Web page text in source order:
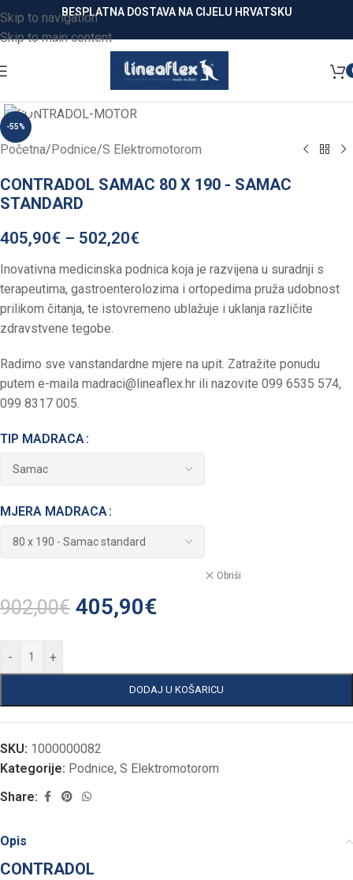
Skip to navigation
Skip to main content
BESPLATNA DOSTAVA NA CIJELU HRVATSKU
-55%
Click to enlarge
Početna/ Podnice/S Elektromotorom
CONTRADOL SAMAC 80 X 190 - SAMAC
STANDARD
405,90€ – 502,20€
Inovativna medicinska podnica koja je razvijena u suradnji s
terapeutima, gastroenterolozima i ortopedima pruža udobnost
prilikom čitanja, te istovremeno ublažuje i uklanja različite
zdravstvene tegobe.
Radimo sve vanstandardne mjere na upit. Zatražite ponudu
putem e-maila madraci@lineaflex.hr ili nazovite 099 6535 574,
099 8317 005.
TIP MADRACA
MJERA MADRACA
Obriši
902,00€ 405,90€
- +
DODAJ U KOŠARICU
SKU: 1000000082
Kategorije: Podnice, S Elektromotorom
Share:
Opis
CONTRADOL